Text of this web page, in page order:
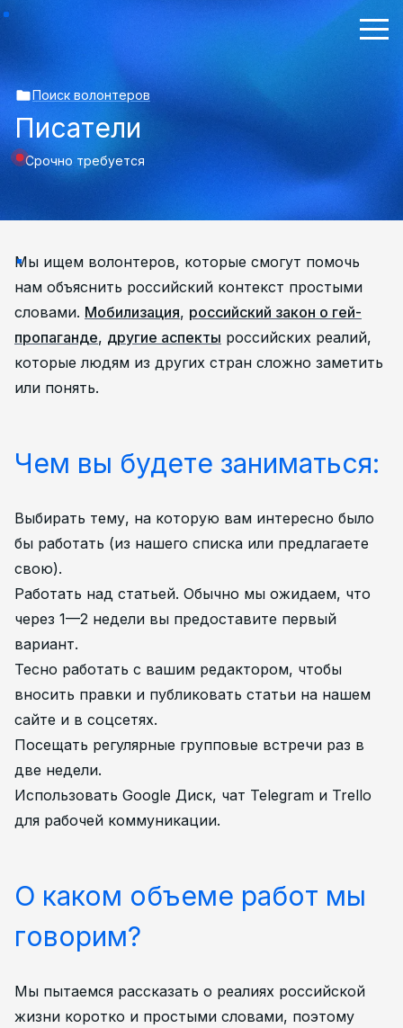
Поиск волонтеров
Писатели
Срочно требуется
Мы ищем волонтеров, которые смогут помочь
нам объяснить российский контекст простыми
словами. Мобилизация, российский закон о гей-
пропаганде, другие аспекты российских реалий,
которые людям из других стран сложно заметить
или понять.
Чем вы будете заниматься:
Выбирать тему, на которую вам интересно было
бы работать (из нашего списка или предлагаете
свою).
Работать над статьей. Обычно мы ожидаем, что
через 1—2 недели вы предоставите первый
вариант.
Тесно работать с вашим редактором, чтобы
вносить правки и публиковать статьи на нашем
сайте и в соцсетях.
Посещать регулярные групповые встречи раз в
две недели.
Использовать Google Диск, чат Telegram и Trello
для рабочей коммуникации.
О каком объеме работ мы
говорим?
Мы пытаемся рассказать о реалиях российской
жизни коротко и простыми словами, поэтому